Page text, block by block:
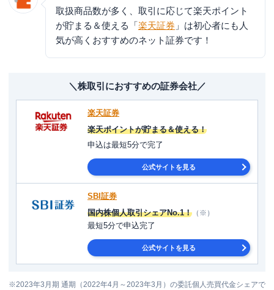
取扱商品数が多く、取引に応じて楽天ポイント
が貯まる＆使える「 楽天証券 」は初心者にも人
気が高くおすすめのネット証券です！
＼株取引におすすめの証券会社／
楽天証券
楽天ポイントが貯まる＆使える！
申込は最短5分で完了
公式サイトを見る
SBI証券
国内株個人取引シェアNo.1！ （※）
最短5分で申込完了
公式サイトを見る
※2023年3月期 通期（2022年4月～2023年3月）の委託個人売買代金シェアで